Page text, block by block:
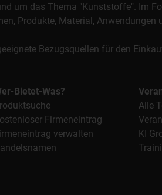
um das Thema "Kunststoffe". Im
Produkte, Material, Anwendungen
Bezugsquellen für den
Bietet-Was?
Firmeneintrag
verwalten
Alle
KI